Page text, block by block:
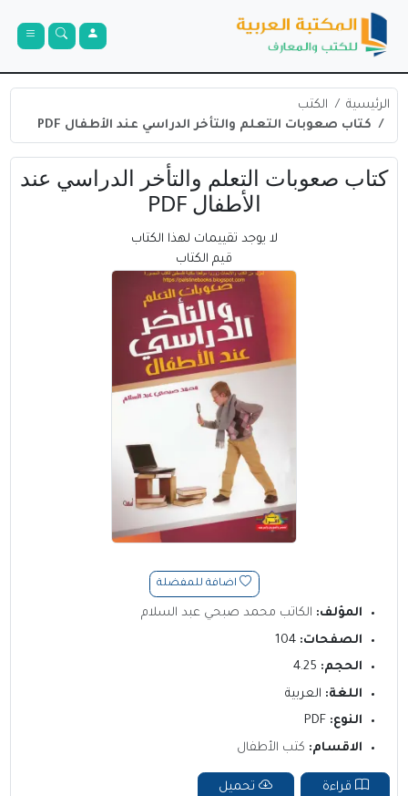
الرئيسية
الكتب
كتاب صعوبات التعلم والتأخر الدراسي عند الأطفال PDF
كتاب صعوبات التعلم والتأخر الدراسي عند
الأطفال PDF
لا يوجد تقييمات لهذا الكتاب
قيم الكتاب
اضافة للمفضلة
المؤلف: الكاتب محمد صبحي عبد السلام
الصفحات:
الحجم:
اللغة: العربية
النوع:
الاقسام: كتب الأطفال
قراءة تحميل